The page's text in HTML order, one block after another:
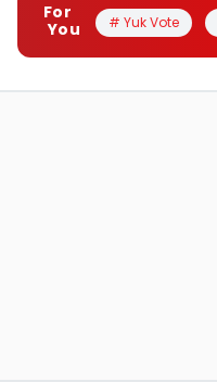
For
You
# Yuk Vote